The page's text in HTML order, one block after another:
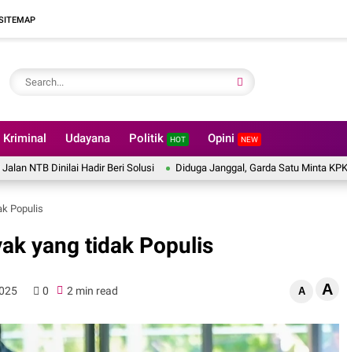
Kriminal Udayana Politik HOT Opini NEW
Hadir Beri Solusi Diduga Janggal, Garda Satu Minta KPK Awasi
Populis
yang tidak Populis
0 2 min read A A